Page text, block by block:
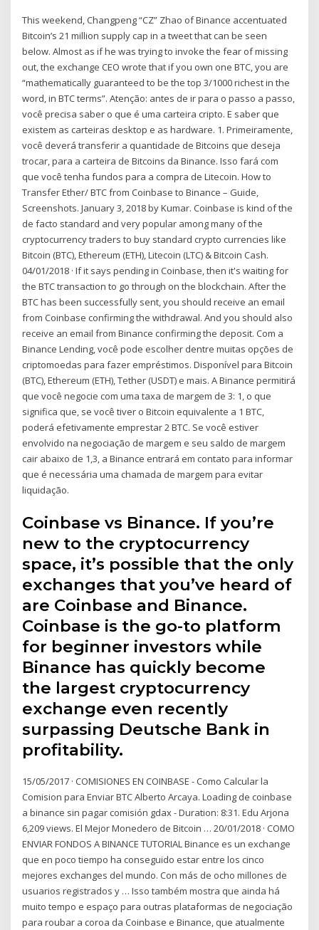
This weekend, Changpeng “CZ” Zhao of Binance accentuated
Bitcoin’s 21 million supply cap in a tweet that can be seen
below. Almost as if he was trying to invoke the fear of missing
out, the exchange CEO wrote that if you own one BTC, you are
“mathematically guaranteed to be the top 3/1000 richest in the
word, in BTC terms”. Atenção: antes de ir para o passo a passo,
você precisa saber o que é uma carteira cripto. E saber que
existem as carteiras desktop e as hardware. 1. Primeiramente,
você deverá transferir a quantidade de Bitcoins que deseja
trocar, para a carteira de Bitcoins da Binance. Isso fará com
que você tenha fundos para a compra de Litecoin. How to
Transfer Ether/ BTC from Coinbase to Binance – Guide,
Screenshots. January 3, 2018 by Kumar. Coinbase is kind of the
de facto standard and very popular among many of the
cryptocurrency traders to buy standard crypto currencies like
Bitcoin (BTC), Ethereum (ETH), Litecoin (LTC) & Bitcoin Cash.
04/01/2018 · If it says pending in Coinbase, then it's waiting for
the BTC transaction to go through on the blockchain. After the
BTC has been successfully sent, you should receive an email
from Coinbase confirming the withdrawal. And you should also
receive an email from Binance confirming the deposit. Com a
Binance Lending, você pode escolher dentre muitas opções de
criptomoedas para fazer empréstimos. Disponível para Bitcoin
(BTC), Ethereum (ETH), Tether (USDT) e mais. A Binance permitirá
que você negocie com uma taxa de margem de 3: 1, o que
significa que, se você tiver o Bitcoin equivalente a 1 BTC,
poderá efetivamente emprestar 2 BTC. Se você estiver
envolvido na negociação de margem e seu saldo de margem
cair abaixo de 1,3, a Binance entrará em contato para informar
que é necessária uma chamada de margem para evitar
liquidação.
Coinbase vs Binance. If you’re
new to the cryptocurrency
space, it’s possible that the only
exchanges that you’ve heard of
are Coinbase and Binance.
Coinbase is the go-to platform
for beginner investors while
Binance has quickly become
the largest cryptocurrency
exchange even recently
surpassing Deutsche Bank in
profitability.
15/05/2017 · COMISIONES EN COINBASE - Como Calcular la
Comision para Enviar BTC Alberto Arcaya. Loading de coinbase
a binance sin pagar comisión gdax - Duration: 8:31. Edu Arjona
6,209 views. El Mejor Monedero de Bitcoin … 20/01/2018 · COMO
ENVIAR FONDOS A BINANCE TUTORIAL Binance es un exchange
que en poco tiempo ha conseguido estar entre los cinco
mejores exchanges del mundo. Con más de ocho millones de
usuarios registrados y … Isso também mostra que ainda há
muito tempo e espaço para outras plataformas de negociação
para roubar a coroa da Coinbase e Binance, que atualmente